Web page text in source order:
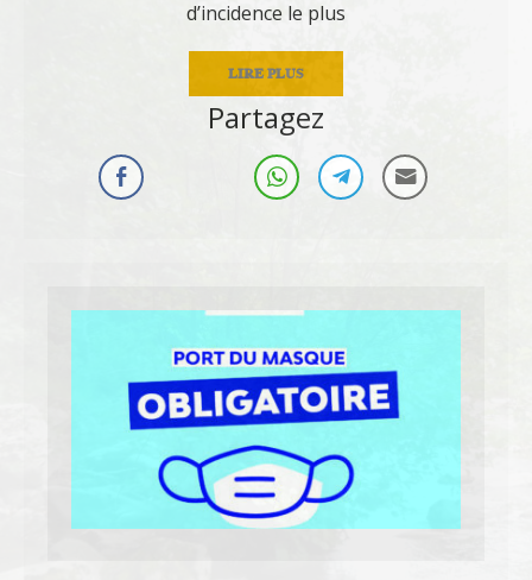
d’incidence le plus
LIRE PLUS
Partagez